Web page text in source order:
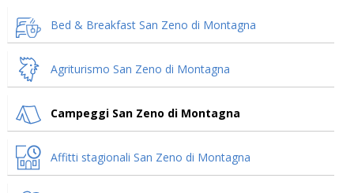
Bed & Breakfast San Zeno di Montagna
Agriturismo San Zeno di Montagna
Campeggi San Zeno di Montagna
Affitti stagionali San Zeno di Montagna